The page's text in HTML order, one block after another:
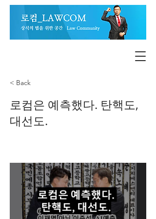
< Back
로컴은 예측했다. 탄핵도,
대선도.